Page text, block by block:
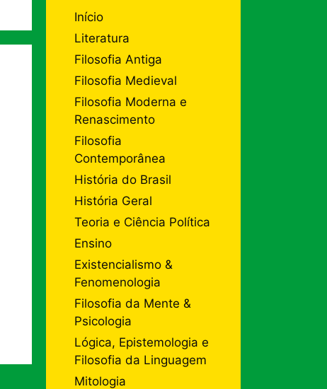
Início
Literatura
Filosofia Antiga
Filosofia Medieval
Filosofia Moderna e
Renascimento
Filosofia
Contemporânea
História do Brasil
História Geral
Teoria e Ciência Política
Ensino
Existencialismo &
Fenomenologia
Filosofia da Mente &
Psicologia
Lógica, Epistemologia e
Filosofia da Linguagem
Mitologia